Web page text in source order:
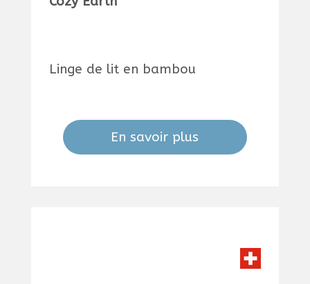
Linge de lit en bambou
En savoir plus